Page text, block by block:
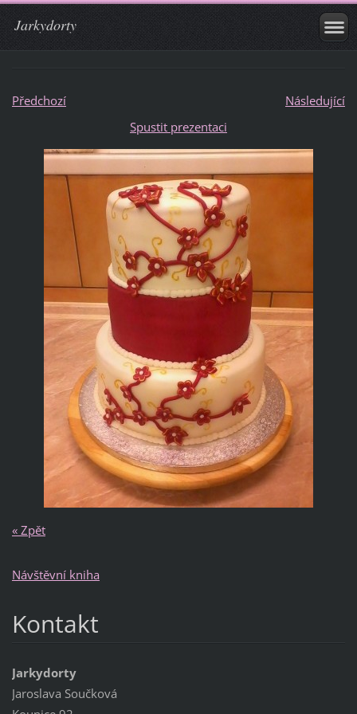
Jarkydorty
Předchozí
Následující
Spustit prezentaci
« Zpět
Návštěvní kniha
Kontakt
Jarkydorty
Jaroslava Součková